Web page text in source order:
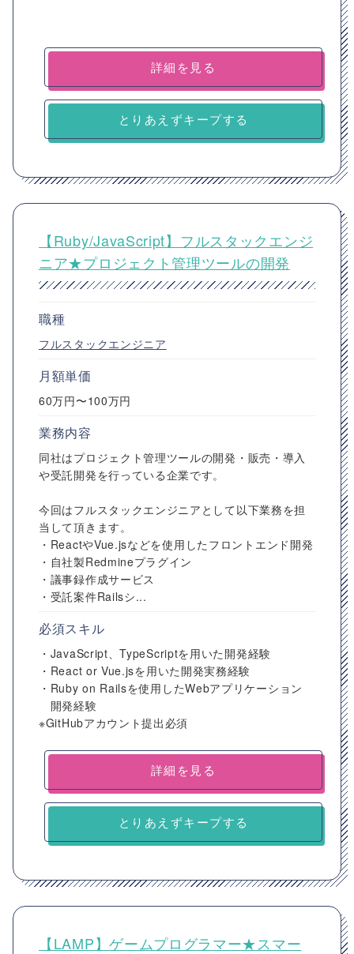
詳細を見る
とりあえずキープする
【Ruby/JavaScript】フルスタックエンジ
ニア★プロジェクト管理ツールの開発
職種
フルスタックエンジニア
月額単価
60万円〜100万円
業務内容
同社はプロジェクト管理ツールの開発・販売・導入
や受託開発を行っている企業です。
今回はフルスタックエンジニアとして以下業務を担
当して頂きます。
・ReactやVue.jsなどを使用したフロントエンド開発
・自社製Redmineプラグイン
・議事録作成サービス
・受託案件Railsシ...
必須スキル
・JavaScript、TypeScriptを用いた開発経験
・React or Vue.jsを用いた開発実務経験
・Ruby on Railsを使用したWebアプリケーション
開発経験
※GitHubアカウント提出必須
詳細を見る
とりあえずキープする
【LAMP】ゲームプログラマー★スマー